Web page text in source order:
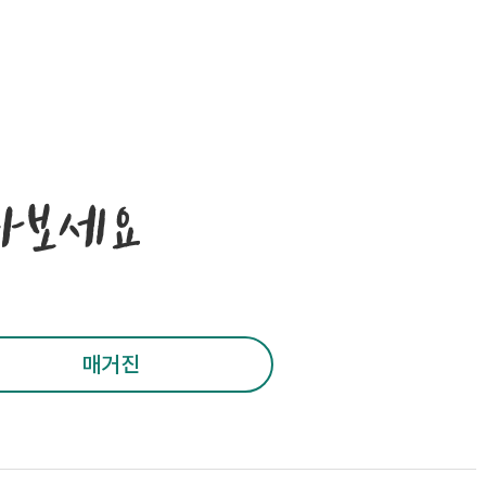
보세요
매거진